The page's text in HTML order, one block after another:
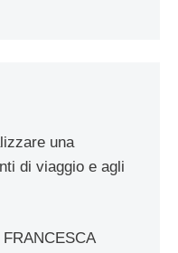
una
di viaggio e agli
FRANCESCA